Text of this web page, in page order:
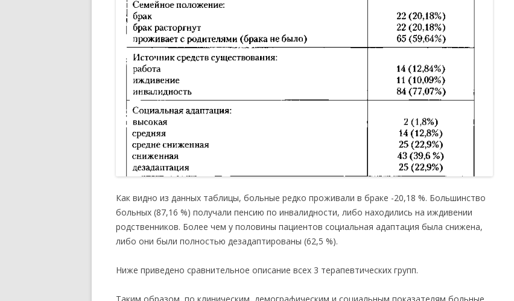
Как видно из данных таблицы, больные редко проживали в браке -20,18 %. Большинство
больных (87,16 %) получали пенсию по инвалидности, либо находились на иждивении
родственников. Более чем у половины пациентов социальная адаптация была снижена,
либо они были полностью дезадаптированы (62,5 %).
Ниже приведено сравнительное описание всех 3 терапевтических групп.